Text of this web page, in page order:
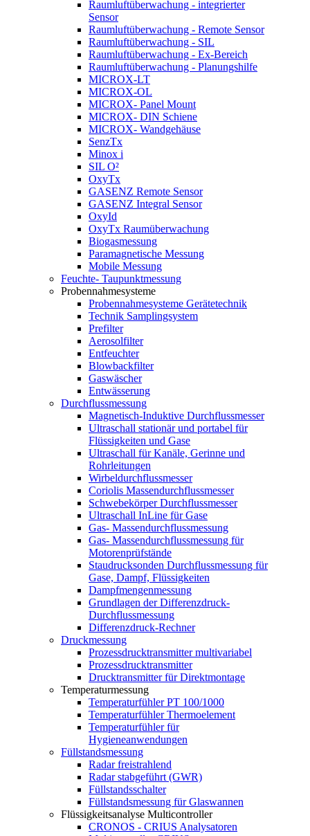
Raumluftüberwachung - integrierter
Sensor
Raumluftüberwachung - Remote Sensor
Raumluftüberwachung - SIL
Raumluftüberwachung - Ex-Bereich
Raumluftüberwachung - Planungshilfe
MICROX-LT
MICROX-OL
MICROX- Panel Mount
MICROX- DIN Schiene
MICROX- Wandgehäuse
SenzTx
Minox i
SIL O²
OxyTx
GASENZ Remote Sensor
GASENZ Integral Sensor
OxyId
OxyTx Raumüberwachung
Biogasmessung
Paramagnetische Messung
Mobile Messung
Feuchte- Taupunktmessung
Probennahmesysteme
Probennahmesysteme Gerätetechnik
Technik Samplingsystem
Prefilter
Aerosolfilter
Entfeuchter
Blowbackfilter
Gaswäscher
Entwässerung
Durchflussmessung
Magnetisch-Induktive Durchflussmesser
Ultraschall stationär und portabel für
Flüssigkeiten und Gase
Ultraschall für Kanäle, Gerinne und
Rohrleitungen
Wirbeldurchflussmesser
Coriolis Massendurchflussmesser
Schwebekörper Durchflussmesser
Ultraschall InLine für Gase
Gas- Massendurchflussmessung
Gas- Massendurchflussmessung für
Motorenprüfstände
Staudrucksonden Durchflussmessung für
Gase, Dampf, Flüssigkeiten
Dampfmengenmessung
Grundlagen der Differenzdruck-
Durchflussmessung
Differenzdruck-Rechner
Druckmessung
Prozessdrucktransmitter multivariabel
Prozessdrucktransmitter
Drucktransmitter für Direktmontage
Temperaturmessung
Temperaturfühler PT 100/1000
Temperaturfühler Thermoelement
Temperaturfühler für
Hygieneanwendungen
Füllstandsmessung
Radar freistrahlend
Radar stabgeführt (GWR)
Füllstandsschalter
Füllstandsmessung für Glaswannen
Flüssigkeitsanalyse Multicontroller
CRONOS - CRIUS Analysatoren